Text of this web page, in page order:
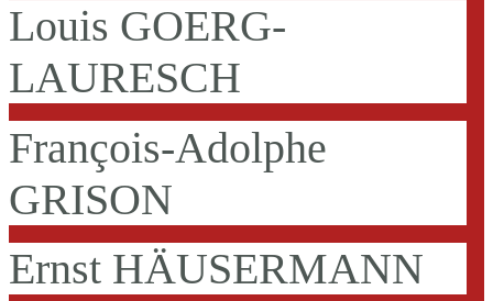
Louis GOERG-
LAURESCH
François-Adolphe
GRISON
Ernst HÄUSERMANN